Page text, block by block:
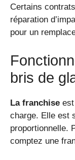
Certains
réparation
pour un
bris de
La franchise
charge. Elle est
proportionnelle.
comptez une